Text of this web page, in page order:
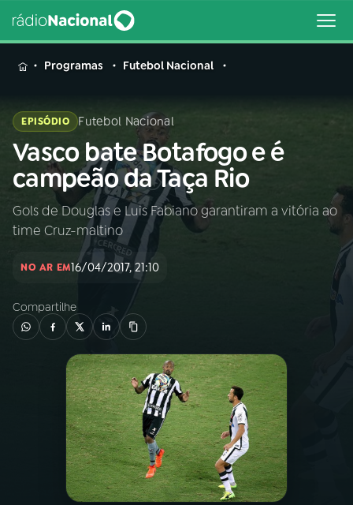
MENU
Buscar
na
Rádio
Nacional
Buscar
AO VIVO
02A RÁDIO
PROGRAMAÇÃO
PROGRAMAS
PODCASTS
Programas Futebol Nacional
EPISÓDIO Futebol Nacional
Vasco bate Botafogo e é
campeão da Taça Rio
Gols de Douglas e Luis Fabiano garantiram a vitória ao
time Cruz-maltino
NO AR EM16/04/2017, 21:10
Compartilhe